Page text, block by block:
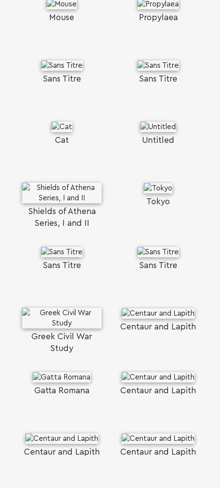
Mouse Propylaea
Sans Titre Sans Titre
Cat Untitled
Shields of Athena
Series, I and II
Tokyo
Sans Titre Sans Titre
Greek Civil War
Study
Centaur and Lapith
Gatta Romana Centaur and Lapith
Centaur and Lapith Centaur and Lapith